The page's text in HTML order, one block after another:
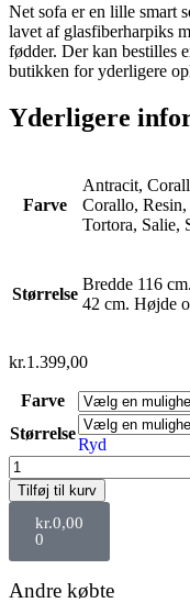
Net sofa er en lille smart
lavet af glasfiberharpiks
fødder. Der kan bestilles
butikken for yderligere
Yderligere
Farve
Antracit,
Corallo,
Tortora, Salie,
Størrelse
Bredde 116
42 cm. Højde
kr.1.399,00
Farve
Størrelse
Ryd
Tilføj til kurv
kr.0,00
0
Andre købte